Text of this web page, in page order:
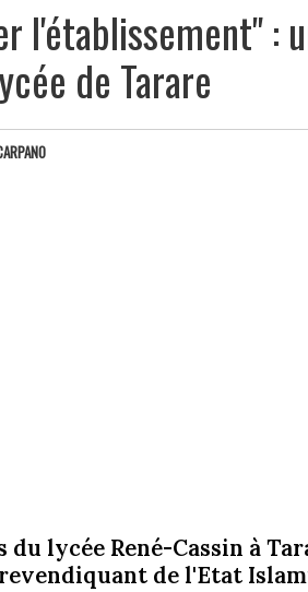
l'établissement" :
de Tarare
du lycée René-Cassin à
de l'Etat